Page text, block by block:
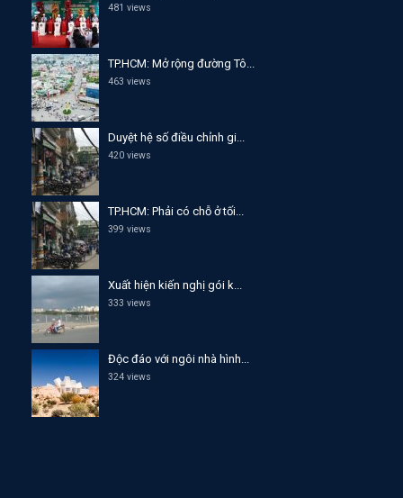
481 views
TP.HCM: Mở rộng đường Tô...
463 views
Duyệt hệ số điều chỉnh gi...
420 views
TP.HCM: Phải có chỗ ở tối...
399 views
Xuất hiện kiến nghị gói k...
333 views
Độc đáo với ngôi nhà hình...
324 views